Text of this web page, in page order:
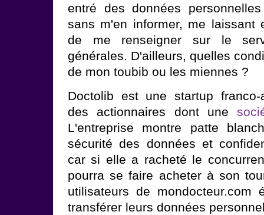
entré des données
sans m'en informer, me laissant
de me renseigner sur le
générales. D'ailleurs, quelles
de mon toubib ou les miennes ?
Doctolib est une startup
des actionnaires dont une
L'entreprise montre patte
sécurité des données et
car si elle a racheté le
pourra se faire acheter à son
utilisateurs de mondocteur.com
transférer leurs données